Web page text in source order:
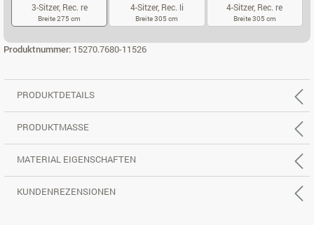
3-Sitzer, Rec. re
Breite 275 cm
4-Sitzer, Rec. li
Breite 305 cm
4-Sitzer, Rec. re
Breite 305 cm
Produktnummer: 15270.7680-11526
PRODUKTDETAILS
PRODUKTMASSE
MATERIAL EIGENSCHAFTEN
KUNDENREZENSIONEN